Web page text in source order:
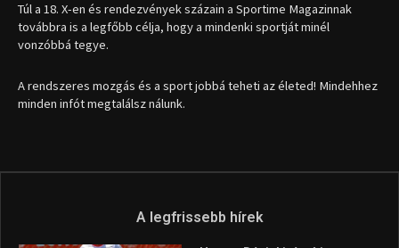
Túl a 18. X-en és rendezvények százain a Sportime Magazinnak
továbbra is a legfőbb célja, hogy a mindenki sportját minél
vonzóbbá tegye.
A rendszeres mozgás és a sport jobbá teheti az életed! Mindehhez
minden infót megtalálsz nálunk.
A legfrissebb hírek